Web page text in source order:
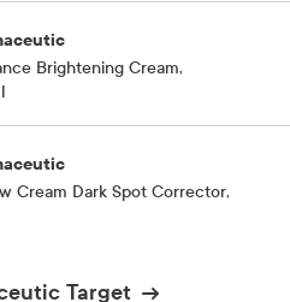
Brightening Cream,
Cream Dark Spot Corrector,
Target